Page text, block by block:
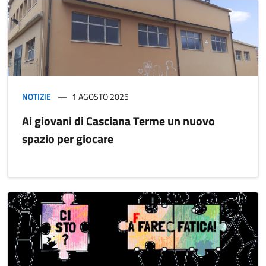
NOTIZIE 1 AGOSTO 2025
Ai giovani di Casciana Terme un nuovo
spazio per giocare